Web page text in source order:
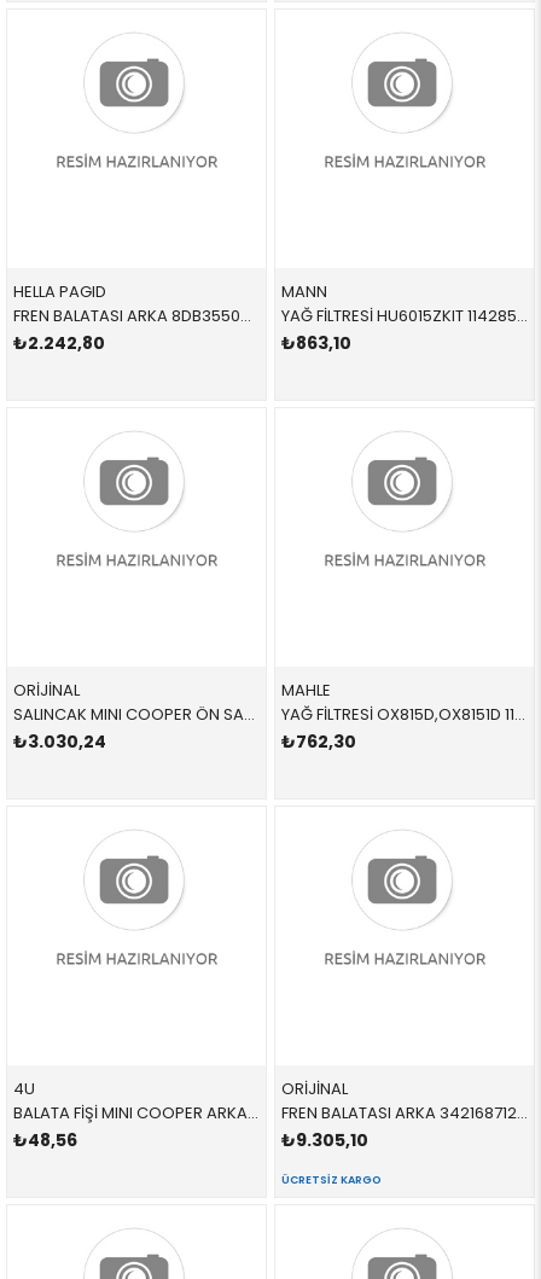
HELLA PAGID
FREN BALATASI ARKA 8DB355021481 34216871300 34216871300 MİNİ,F55,F56,F57 1.6,2.0,D,S 2015-
₺2.242,80
MANN
YAĞ FİLTRESİ HU6015ZKIT 11428570590 11428570590 F54,F55,F56,F57,F60 B36,B37,B38,B46,B47,B48 2015-2019
₺863,10
ORİJİNAL
SALINCAK MINI COOPER ÖN SAĞ F55 F56 F57 F55 F56 CABRİO 2015- 31126879842 31126850398
₺3.030,24
MAHLE
YAĞ FİLTRESİ OX815D,OX8151D 11428570590 11428570590 F54,F55,F56,F57,F60 B36,B37,B38,B46,B47,B48 2015-2019
₺762,30
4U
BALATA FİŞİ MINI COOPER ARKA F45 F46 F48 F39 F54 F55 F56 F57 F60 2 SERİSİ X1 X2 CLUBMAN F55 F56 CABRİO COUNTRYMAN 2014- 34356865612 12489MI
₺48,56
ORİJİNAL
FREN BALATASI ARKA 34216871299 34216885529 34216871300 MİNİ,F55,F56,F57 1.6,2.0,D,S 2015-
₺9.305,10
ÜCRETSIZ KARGO